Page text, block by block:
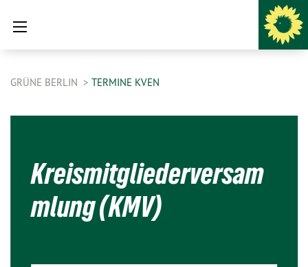
GRÜNE BERLIN TERMINE KVEN
Kreismitgliederversam
mlung (KMV)